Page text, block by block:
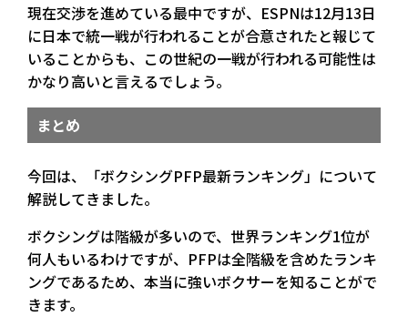
現在交渉を進めている最中ですが、ESPNは12月13日
に日本で統一戦が行われることが合意されたと報じて
いることからも、この世紀の一戦が行われる可能性は
かなり高いと言えるでしょう。
まとめ
今回は、「ボクシングPFP最新ランキング」について
解説してきました。
ボクシングは階級が多いので、世界ランキング1位が
何人もいるわけですが、PFPは全階級を含めたランキ
ングであるため、本当に強いボクサーを知ることがで
きます。